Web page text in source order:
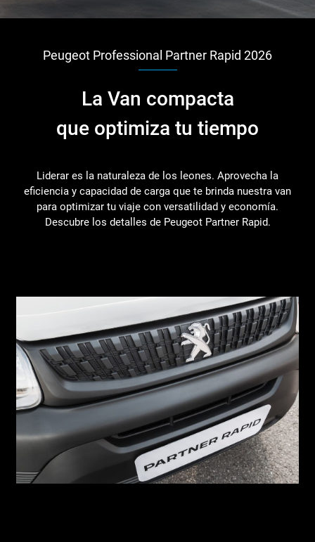
Peugeot Professional Partner Rapid 2026
La Van compacta
que optimiza tu tiempo
Liderar es la naturaleza de los leones. Aprovecha la
eficiencia y capacidad de carga que te brinda nuestra van
para optimizar tu viaje con versatilidad y economía.
Descubre los detalles de Peugeot Partner Rapid.